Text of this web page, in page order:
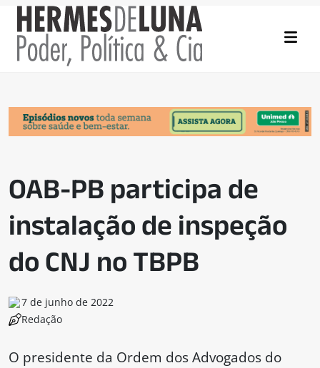
OAB-PB participa de
instalação de inspeção
do CNJ no TBPB
7 de junho de 2022
Redação
O presidente da Ordem dos Advogados do